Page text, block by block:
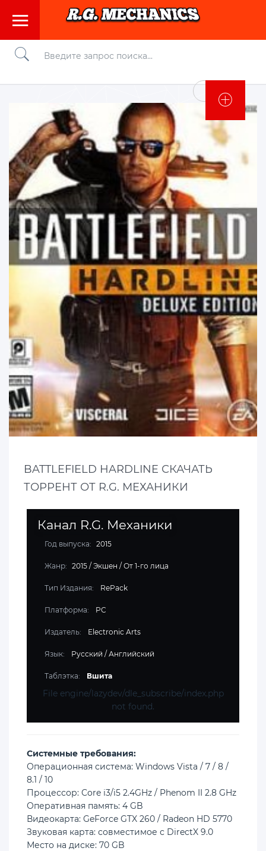
Войти
BATTLEFIELD HARDLINE СКАЧАТЬ
ТОРРЕНТ ОТ R.G. МЕХАНИКИ
Канал R.G. Механики
Год выпуска: 2015
Жанр: 2015 / Экшен / От 1-го лица
Тип Издания: RePack
Платформа: PC
Издатель: Electronic Arts
Язык: Русский / Английский
Таблэтка: Вшита
File engine/lazydev/dle_subscribe/index.php
not found.
Cистемные требования:
Операционная система: Windows Vista / 7 / 8 /
8.1 / 10
Процессор: Core i3/i5 2.4GHz / Phenom II 2.8 GHz
Оперативная память: 4 GB
Видеокарта: GeForce GTX 260 / Radeon HD 5770
Звуковая карта: совместимое с DirectX 9.0
Место на диске: 70 GB